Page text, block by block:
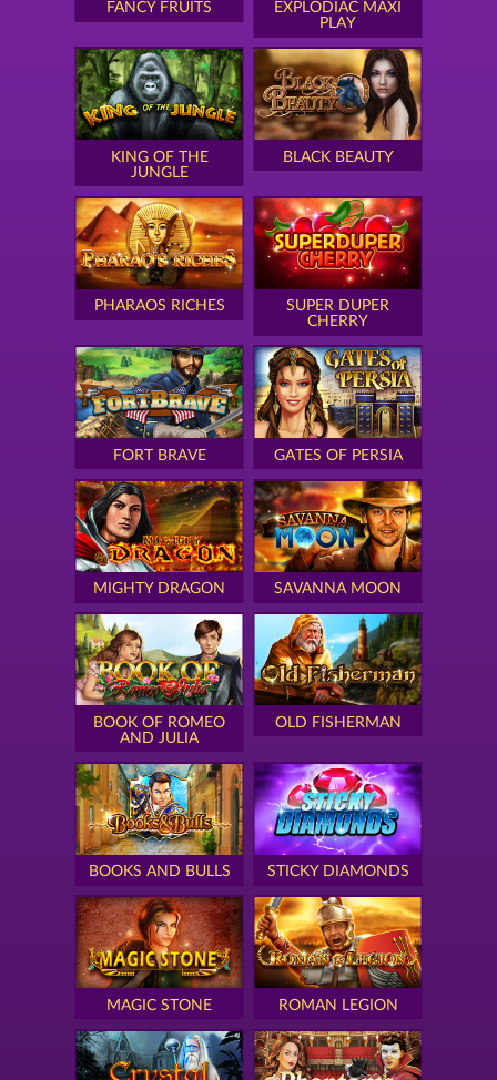
FANCY FRUITS
EXPLODIAC MAXI
PLAY
KING OF THE
JUNGLE
BLACK BEAUTY
PHARAOS RICHES
SUPER DUPER
CHERRY
FORT BRAVE GATES OF PERSIA
MIGHTY DRAGON SAVANNA MOON
BOOK OF ROMEO
AND JULIA
OLD FISHERMAN
BOOKS AND BULLS STICKY DIAMONDS
MAGIC STONE ROMAN LEGION